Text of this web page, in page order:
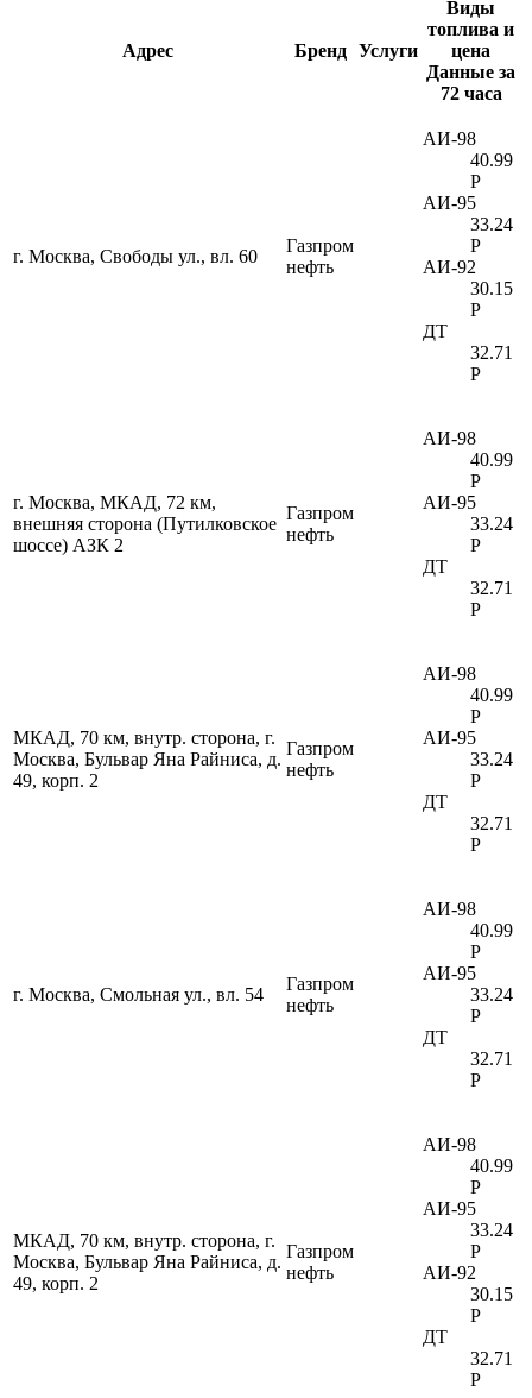
Адрес Бренд Услуги
Виды
топлива и
цена
Данные за
72 часа
г. Москва, Свободы ул., вл. 60
Газпром
нефть
АИ-98
40.99
Р
АИ-95
33.24
Р
АИ-92
30.15
Р
ДТ
32.71
Р
г. Москва, МКАД, 72 км,
внешняя сторона (Путилковское
шоссе) АЗК 2
Газпром
нефть
АИ-98
40.99
Р
АИ-95
33.24
Р
ДТ
32.71
Р
МКАД, 70 км, внутр. сторона, г.
Москва, Бульвар Яна Райниса, д.
49, корп. 2
Газпром
нефть
АИ-98
40.99
Р
АИ-95
33.24
Р
ДТ
32.71
Р
г. Москва, Смольная ул., вл. 54
Газпром
нефть
АИ-98
40.99
Р
АИ-95
33.24
Р
ДТ
32.71
Р
МКАД, 70 км, внутр. сторона, г.
Москва, Бульвар Яна Райниса, д.
49, корп. 2
Газпром
нефть
АИ-98
40.99
Р
АИ-95
33.24
Р
АИ-92
30.15
Р
ДТ
32.71
Р